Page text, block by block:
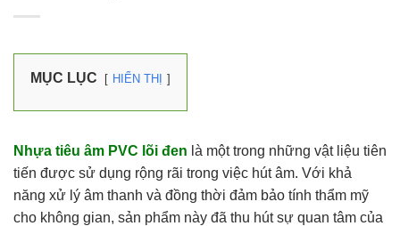
MỤC LỤC HIỂN THỊ
Nhựa tiêu âm PVC lõi đen là một trong những vật liệu tiên
tiến được sử dụng rộng rãi trong việc hút âm. Với khả
năng xử lý âm thanh và đồng thời đảm bảo tính thẩm mỹ
cho không gian, sản phẩm này đã thu hút sự quan tâm của